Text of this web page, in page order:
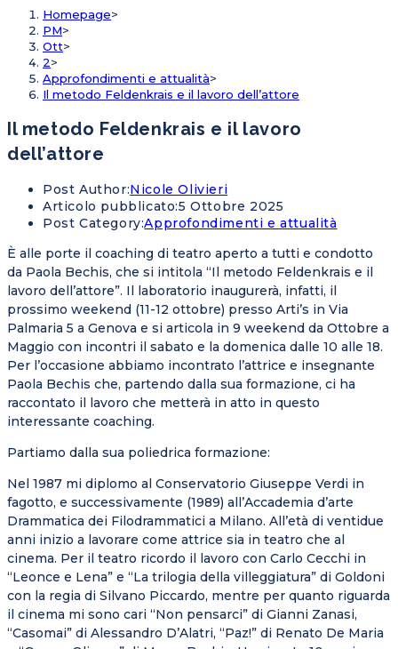
Homepage>
PM>
Ott>
2>
Approfondimenti e attualità>
Il metodo Feldenkrais e il lavoro dell’attore
Il metodo Feldenkrais e il lavoro
dell’attore
Post Author:Nicole Olivieri
Articolo pubblicato:5 Ottobre 2025
Post Category:Approfondimenti e attualità
È alle porte il coaching di teatro aperto a tutti e condotto
da Paola Bechis, che si intitola “Il metodo Feldenkrais e il
lavoro dell’attore”. Il laboratorio inaugurerà, infatti, il
prossimo weekend (11-12 ottobre) presso Arti’s in Via
Palmaria 5 a Genova e si articola in 9 weekend da Ottobre a
Maggio con incontri il sabato e la domenica dalle 10 alle 18.
Per l’occasione abbiamo incontrato l’attrice e insegnante
Paola Bechis che, partendo dalla sua formazione, ci ha
raccontato il lavoro che metterà in atto in questo
interessante coaching.
Partiamo dalla sua poliedrica formazione:
Nel 1987 mi diplomo al Conservatorio Giuseppe Verdi in
fagotto, e successivamente (1989) all’Accademia d’arte
Drammatica dei Filodrammatici a Milano. All’età di ventidue
anni inizio a lavorare come attrice sia in teatro che al
cinema. Per il teatro ricordo il lavoro con Carlo Cecchi in
“Leonce e Lena” e “La trilogia della villeggiatura” di Goldoni
con la regia di Silvano Piccardo, mentre per quanto riguarda
il cinema mi sono cari “Non pensarci” di Gianni Zanasi,
“Casomai” di Alessandro D’Alatri, “Paz!” di Renato De Maria